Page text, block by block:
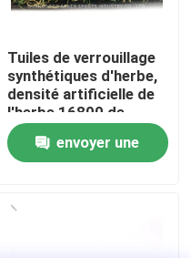
Tuiles de verrouillage
synthétiques d'herbe,
densité artificielle de
l'herbe 16800 de
polyéthylène
envoyer une